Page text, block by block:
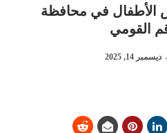
الأطفال في محافظة
ديسمبر 14, 2025